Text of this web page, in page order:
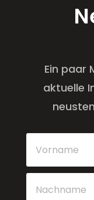
Ein paar
aktuelle